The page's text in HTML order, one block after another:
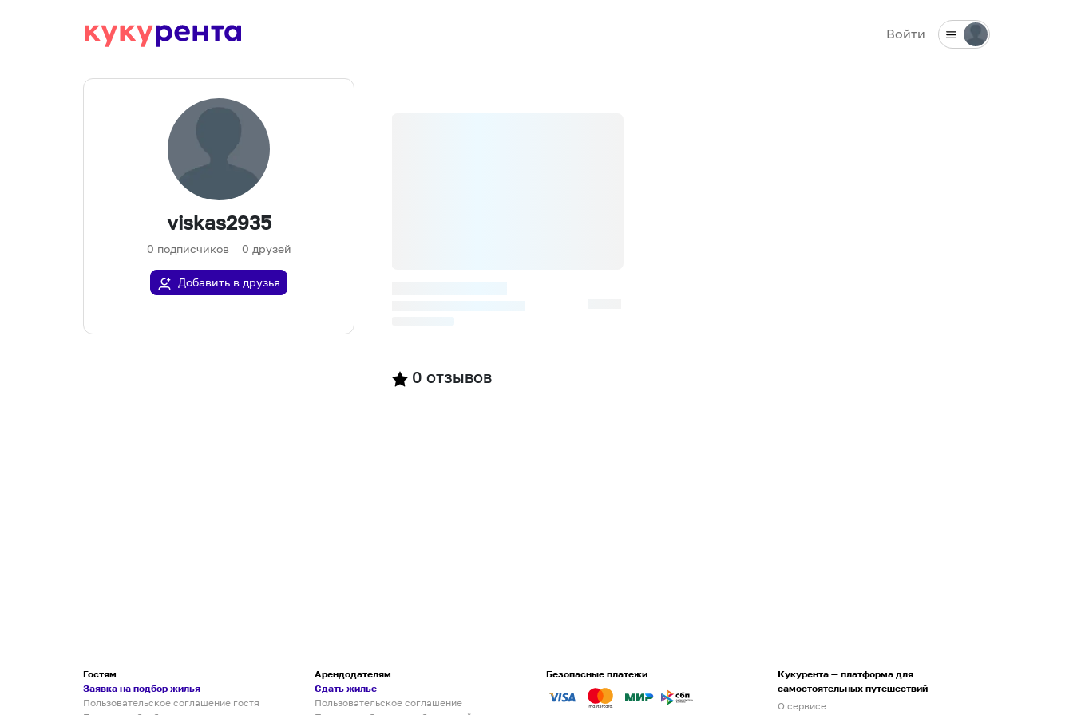
Войти
viskas2935
0 подписчиков 0 друзей
Добавить в друзья
0 отзывов
Гостям
Заявка на подбор жилья
Пользовательское соглашение гостя
Арендодателям
Сдать жилье
Пользовательское соглашение
Безопасные платежи
Кукурента — платформа для
самостоятельных путешествий
О сервисе